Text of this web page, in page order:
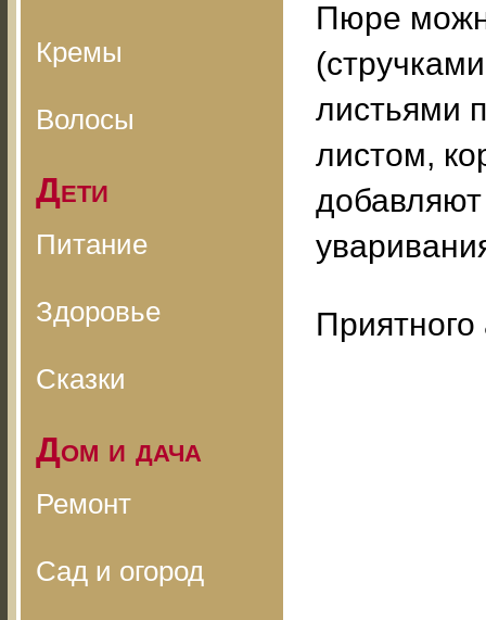
Кремы
Волосы
Дети
Питание
Здоровье
Сказки
Дом и дача
Ремонт
Сад и огород
Пюре
листьями
листом,
Приятного